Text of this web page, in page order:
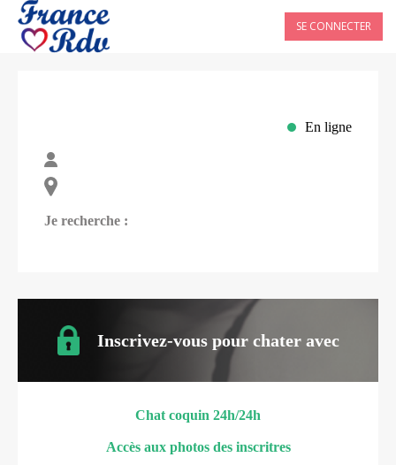
SE CONNECTER
En ligne
Je recherche :
Inscrivez-vous pour chater avec
Chat coquin 24h/24h
Accès aux photos des inscritres